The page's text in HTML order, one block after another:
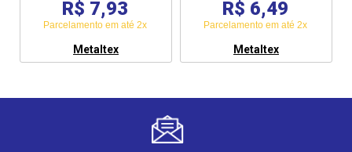
R$ 7,93
Parcelamento em até 2x
Metaltex
R$ 6,49
Parcelamento em até 2x
Metaltex